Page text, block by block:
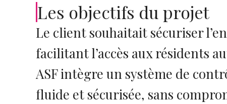
Les objectifs du projet
Le client souhaitait sécuriser
facilitant l’accès aux résidents
ASF intègre un système de
fluide et sécurisée, sans